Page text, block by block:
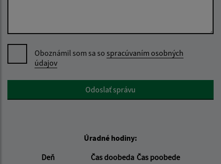
Oboznámil som sa so spracúvaním osobných
údajov
Google reCaptcha ResponseOdoslať správu
Úradné hodiny:
Deň
Čas doobeda Čas poobede